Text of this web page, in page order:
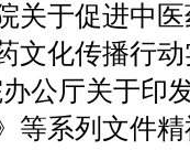
关于促进中
文化传播行
公厅关于印
等系列文件